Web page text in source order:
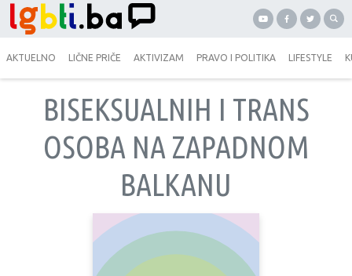
AKTUELNO LIČNE PRIČE AKTIVIZAM PRAVO I POLITIKA LIFESTYLE
BISEKSUALNIH I TRANS
OSOBA NA ZAPADNOM
BALKANU